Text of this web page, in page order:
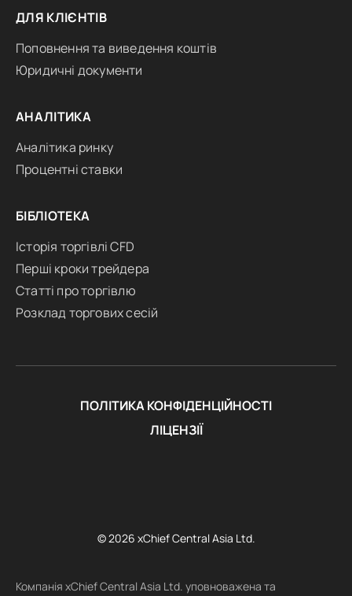
ДЛЯ КЛІЄНТІВ
Поповнення та виведення коштів
Юридичні документи
АНАЛІТИКА
Аналітика ринку
Процентні ставки
БІБЛІОТЕКА
Історія торгівлі CFD
Перші кроки трейдера
Статті про торгівлю
Розклад торгових сесій
ПОЛІТИКА КОНФІДЕНЦІЙНОСТІ
ЛІЦЕНЗІЇ
© 2026 xChief Central Asia Ltd.
Компанія xChief Central Asia Ltd. уповноважена та